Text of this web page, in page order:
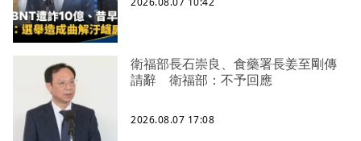
衛福部長石崇良、食藥署長姜至剛傳
請辭 衛福部：不予回應
2026.08.07 17:08